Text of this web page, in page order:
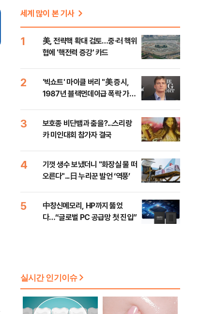
세계 많이 본 기사
1
美, 전략핵 확대 검토…중·러 핵위
협에 '핵전력 증강' 카드
2
'빅쇼트' 마이클 버리 "美 증시,
1987년 블랙먼데이급 폭락 가능
3
보호종 비단뱀과 춤을?...스리랑
카 미인대회 참가자 결국
4
기껏 생수 보냈더니 "화장실 물 떠
오른다"...日 누리꾼 발언 ‘역풍’
5
中창신메모리, HP까지 뚫었
다…“글로벌 PC 공급망 첫 진입”